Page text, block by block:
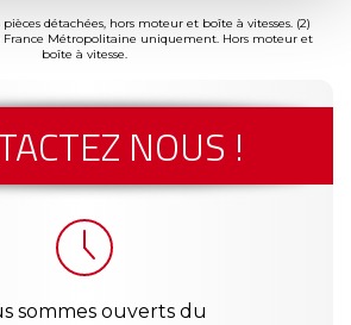
pièces détachées, hors moteur et boîte à vitesses. (2)
France Métropolitaine uniquement. Hors moteur et
boîte à vitesse.
NOUS !
sommes ouverts du